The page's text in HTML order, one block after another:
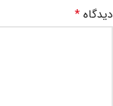
دیدگاه *